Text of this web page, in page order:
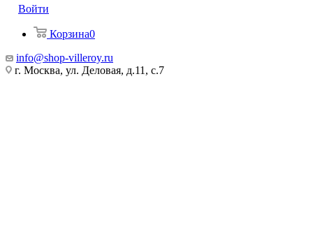
Войти
Корзина0
info@shop-villeroy.ru
г. Москва, ул. Деловая, д.11, с.7